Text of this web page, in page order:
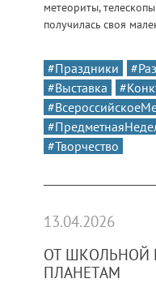
метеориты,
получилась своя
#Праздники
#Выставка
#Творчество
ОТ ШКОЛЬНОЙ
ПЛАНЕТАМ
13.04.2026